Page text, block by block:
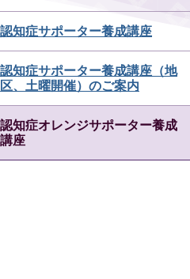
認知症サポーター養成講座
認知症サポーター養成講座（地
区、土曜開催）のご案内
認知症オレンジサポーター養成
講座